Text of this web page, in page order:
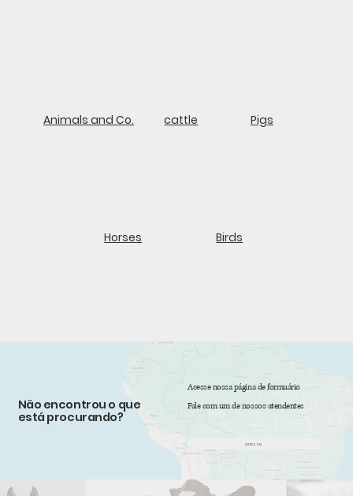
Animals and Co.
Horses
cattle
Birds
Pigs
Não encontrou o que
está procurando?
Acesse nossa página de formuário
Fale com um de nossos atendentes
acesse